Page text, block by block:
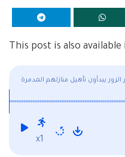
This post is also available
الزور يبدأون تأهيل منازلهم المدمرة
x1